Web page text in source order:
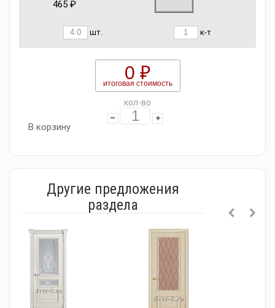
465 ₽
шт. к-т
0 ₽
итоговая стоимость
кол-во
В корзину
Другие предложения
раздела